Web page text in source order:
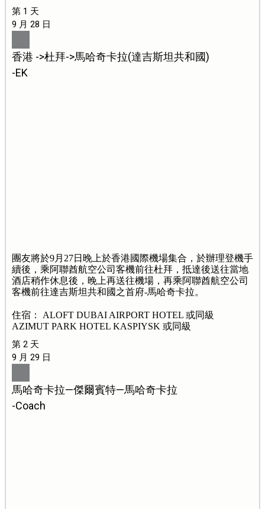
第 1 天
9 月 28 日
香港 ->杜拜->馬哈奇卡拉(達吉斯坦共和國)
-EK
團友將於9月27日晚上於香港國際機場集合，於辦理登機手
續後，乘阿聯酋航空公司客機前往杜拜，抵達後送往當地
酒店稍作休息後，晚上再送往機場，再乘阿聯酋航空公司
客機前往達吉斯坦共和國之首府-馬哈奇卡拉。
住宿： ALOFT DUBAI AIRPORT HOTEL 或同級
AZIMUT PARK HOTEL KASPIYSK 或同級
第 2 天
9 月 29 日
馬哈奇卡拉—傑爾賓特—馬哈奇卡拉
-Coach